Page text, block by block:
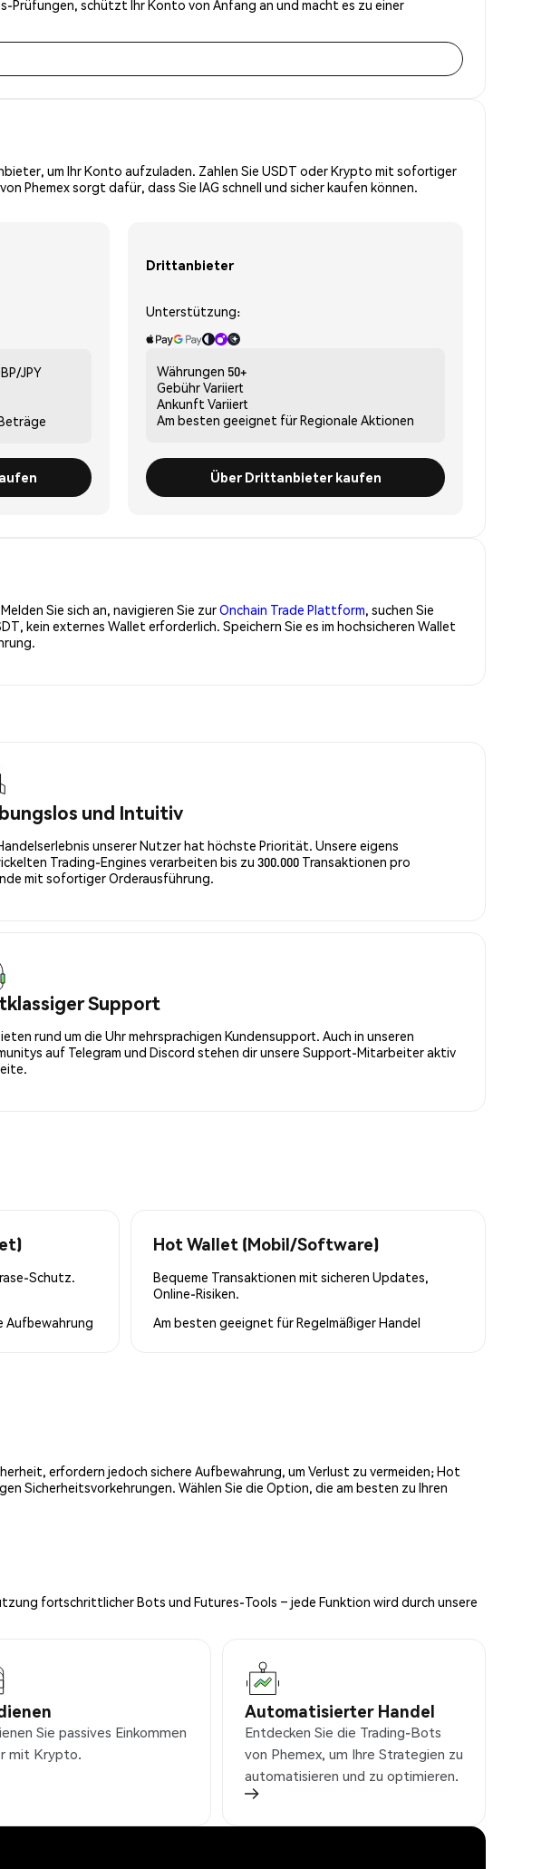
Prüfungen, schützt Ihr Konto von Anfang an und macht es zu einer
um Ihr Konto aufzuladen. Zahlen Sie USDT oder Krypto mit sofortiger
Phemex sorgt dafür, dass Sie IAG schnell und sicher kaufen können.
JPY
Drittanbieter
Unterstützung:
Währungen 50+
GebührVariiert
Ankunft Variiert
Am besten geeignet fürRegionale Aktionen
Über Drittanbieter kaufen
Sie sich an, navigieren Sie zurOnchain Trade Plattform, suchen Sie
kein externes Wallet erforderlich. Speichern Sie es im hochsicheren Wallet
und Intuitiv
unserer Nutzer hat höchste Priorität. Unsere eigens
Trading-Engines verarbeiten bis zu 300.000 Transaktionen pro
mit sofortiger Orderausführung.
Support
rund um die Uhr mehrsprachigen Kundensupport. Auch in unseren
auf Telegram und Discord stehen dir unsere Support-Mitarbeiter aktiv
Schutz.
Aufbewahrung
Hot Wallet (Mobil/Software)
Bequeme Transaktionen mit sicheren Updates,
Online-Risiken.
Am besten geeignet fürRegelmäßiger Handel
erfordern jedoch sichere Aufbewahrung, um Verlust zu vermeiden; Hot
Sicherheitsvorkehrungen. Wählen Sie die Option, die am besten zu Ihren
fortschrittlicher Bots und Futures-Tools – jede Funktion wird durch unsere
Sie passives Einkommen
mit Krypto.
Automatisierter Handel
Entdecken Sie die Trading-Bots
von Phemex, um Ihre Strategien zu
automatisieren und zu optimieren.